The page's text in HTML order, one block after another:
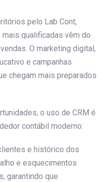
pelo Lab Cont,
qualificadas vêm do
O marketing digital,
e campanhas
chegam mais preparados
o uso de CRM é
contábil moderno:
e histórico dos
e esquecimentos
garantindo que